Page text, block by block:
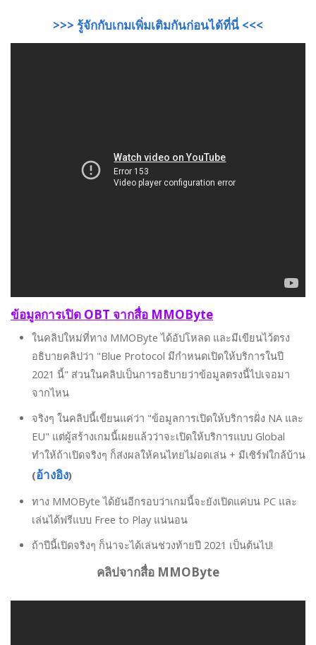
>>> รู้จักกับเกมเพิ่มเติมกันก่อนได้ที่นี่ <<<
ข้อมูลการเปิด OBT จากสื่อ MMOByte
ในคลิปใหม่ที่ทาง MMOByte ได้อัปโหลด และมีเขียนไว้ตรง
อธิบายคลิปว่า "Blue Protocol มีกำหนดเปิดให้บริการในปี
2021 นี้" ส่วนในคลิปเป็นการอธิบายว่าข้อมูลตรงนี้ไปเจอมา
จากไหน
จริงๆ ในคลิปนี้เขียนแค่ว่า "ข้อมูลการเปิดให้บริการฝั่ง NA และ
EU" แต่ผู้สร้างเกมนี้เผยแล้วว่าจะเปิดให้บริการแบบ Global
ทำให้ถ้าเปิดจริงๆ ก็ส่งผลให้คนไทยไม่อดเล่น + มีเซิร์ฟใกล้บ้าน
(อ้างอิง)
ทาง MMOByte ได้ยันอีกรอบว่าเกมนี้จะยังเปิดแค่บน PC และ
เล่นได้ฟรีแบบ Free to Play แน่นอน
ถ้าปีนี้เปิดจริงๆ ก็น่าจะได้เล่นช่วงท้ายปี 2021 เป็นต้นไป!
คลิปจากสื่อ MMOByte